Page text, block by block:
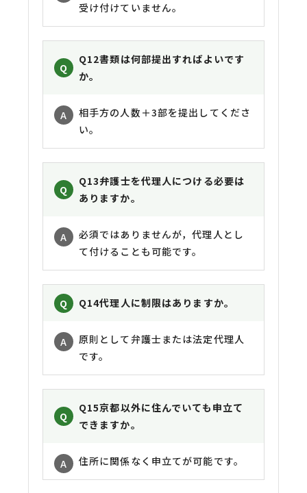
受け付けていません。
Q12書類は何部提出すればよいです
か。
相手方の人数＋3部を提出してくださ
い。
Q13弁護士を代理人につける必要は
ありますか。
必須ではありませんが，代理人とし
て付けることも可能です。
Q14代理人に制限はありますか。
原則として弁護士または法定代理人
です。
Q15京都以外に住んでいても申立て
できますか。
住所に関係なく申立てが可能です。